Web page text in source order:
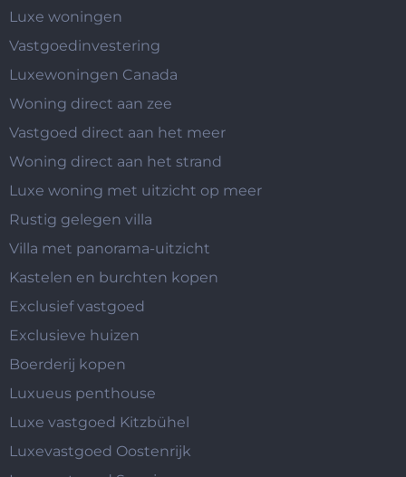
Luxe woningen
Vastgoedinvestering
Luxewoningen Canada
Woning direct aan zee
Vastgoed direct aan het meer
Woning direct aan het strand
Luxe woning met uitzicht op meer
Rustig gelegen villa
Villa met panorama-uitzicht
Kastelen en burchten kopen
Exclusief vastgoed
Exclusieve huizen
Boerderij kopen
Luxueus penthouse
Luxe vastgoed Kitzbühel
Luxevastgoed Oostenrijk